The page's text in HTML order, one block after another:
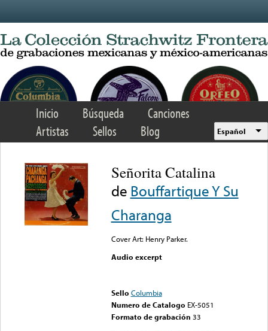
Inicio Búsqueda
Canciones
Artistas
Sellos Blog Español
Señorita Catalina
de Bouffartique Y Su
Charanga
Cover Art: Henry Parker.
Audio excerpt
Sello Columbia
Numero de Catalogo EX-5051
Formato de grabación 33